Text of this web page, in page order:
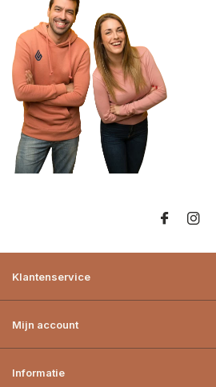
Klantenservice
Mijn account
Informatie